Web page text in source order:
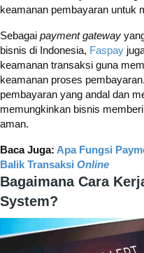
keamanan pembayaran untuk
Sebagai payment gateway
bisnis di Indonesia, Faspay
keamanan transaksi guna
keamanan proses
pembayaran yang andal dan
memungkinkan bisnis
aman.
Baca Juga: Apa Fungsi
Balik Transaksi Online
Bagaimana Cara
System?